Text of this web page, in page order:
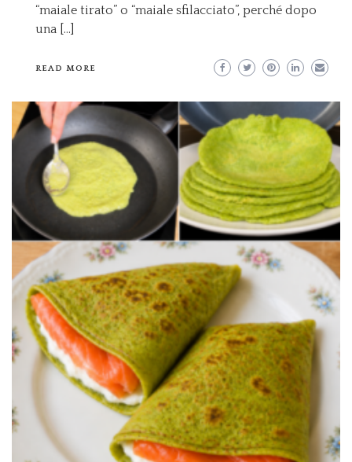
“maiale tirato” o “maiale sfilacciato”, perché dopo
una […]
READ MORE